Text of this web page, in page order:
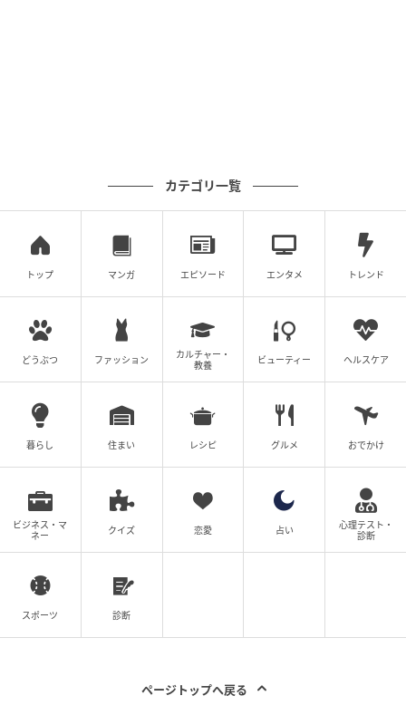
1枚で華やぐ！ビッグカラーブラウス
カテゴリ一覧
トップ マンガ エピソード エンタメ トレンド
どうぶつ ファッション
カルチャー・
教養
ビューティー ヘルスケア
暮らし 住まい レシピ グルメ おでかけ
ビジネス・マ
ネー
クイズ 恋愛 占い
心理テスト・
診断
スポーツ 診断
ページトップへ戻る